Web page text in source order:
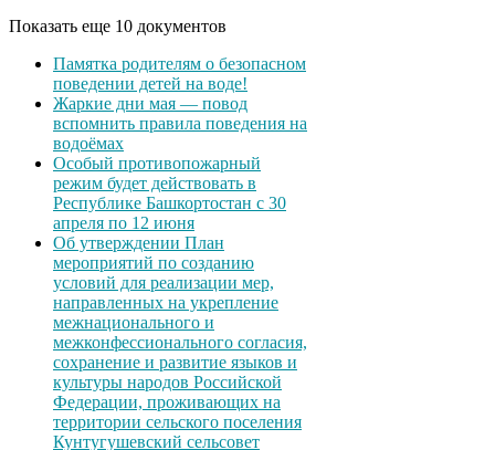
Показать еще 10 документов
Памятка родителям о безопасном
поведении детей на воде!
Жаркие дни мая — повод
вспомнить правила поведения на
водоёмах
Особый противопожарный
режим будет действовать в
Республике Башкортостан с 30
апреля по 12 июня
Об утверждении План
мероприятий по созданию
условий для реализации мер,
направленных на укрепление
межнационального и
межконфессионального согласия,
сохранение и развитие языков и
культуры народов Российской
Федерации, проживающих на
территории сельского поселения
Кунтугушевский сельсовет